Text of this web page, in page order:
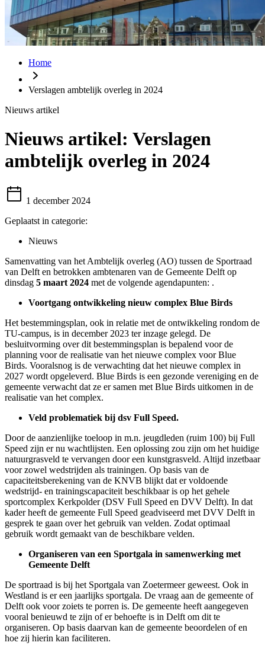
Home
Verslagen ambtelijk overleg in 2024
Nieuws artikel
Nieuws artikel: Verslagen
ambtelijk overleg in 2024
1 december 2024
Geplaatst in categorie:
Nieuws
Samenvatting van het Ambtelijk overleg (AO) tussen de Sportraad
van Delft en betrokken ambtenaren van de Gemeente Delft op
dinsdag 5 maart 2024 met de volgende agendapunten: .
Voortgang ontwikkeling nieuw complex Blue Birds
Het bestemmingsplan, ook in relatie met de ontwikkeling rondom de
TU-campus, is in december 2023 ter inzage gelegd. De
besluitvorming over dit bestemmingsplan is bepalend voor de
planning voor de realisatie van het nieuwe complex voor Blue
Birds. Vooralsnog is de verwachting dat het nieuwe complex in
2027 wordt opgeleverd. Blue Birds is een gezonde vereniging en de
gemeente verwacht dat ze er samen met Blue Birds uitkomen in de
realisatie van het complex.
Veld problematiek bij dsv Full Speed.
Door de aanzienlijke toeloop in m.n. jeugdleden (ruim 100) bij Full
Speed zijn er nu wachtlijsten. Een oplossing zou zijn om het huidige
natuurgrasveld te vervangen door een kunstgrasveld. Altijd inzetbaar
voor zowel wedstrijden als trainingen. Op basis van de
capaciteitsberekening van de KNVB blijkt dat er voldoende
wedstrijd- en trainingscapaciteit beschikbaar is op het gehele
sportcomplex Kerkpolder (DSV Full Speed en DVV Delft). In dat
kader heeft de gemeente Full Speed geadviseerd met DVV Delft in
gesprek te gaan over het gebruik van velden. Zodat optimaal
gebruik wordt gemaakt van de beschikbare velden.
Organiseren van een Sportgala in samenwerking met
Gemeente Delft
De sportraad is bij het Sportgala van Zoetermeer geweest. Ook in
Westland is er een jaarlijks sportgala. De vraag aan de gemeente of
Delft ook voor zoiets te porren is. De gemeente heeft aangegeven
vooral benieuwd te zijn of er behoefte is in Delft om dit te
organiseren. Op basis daarvan kan de gemeente beoordelen of en
hoe zij hierin kan faciliteren.